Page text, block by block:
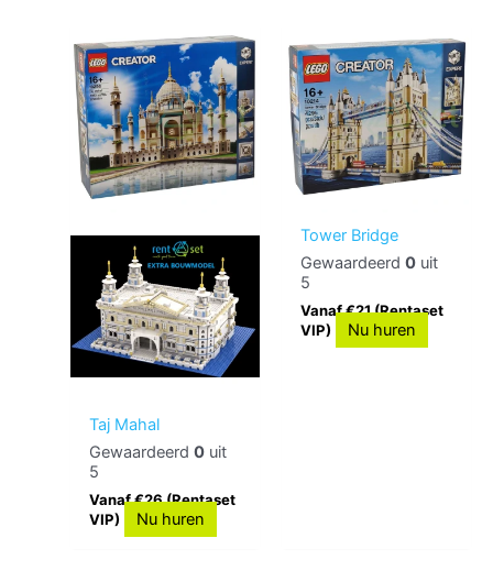
Taj Mahal
Gewaardeerd0 uit
5
Vanaf €26 (Rentaset
VIP)
Nu huren
Tower Bridge
Gewaardeerd0 uit
5
Vanaf €21 (Rentaset
VIP)
Nu huren